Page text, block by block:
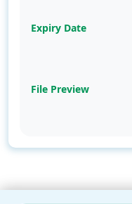
Expiry Date
File Preview